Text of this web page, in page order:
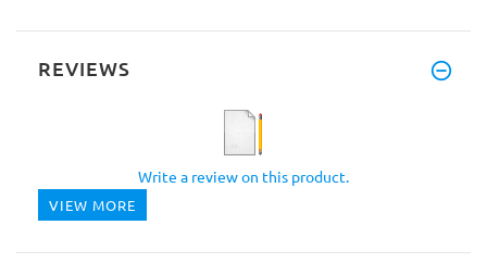
REVIEWS
Write a review on this product.
VIEW MORE